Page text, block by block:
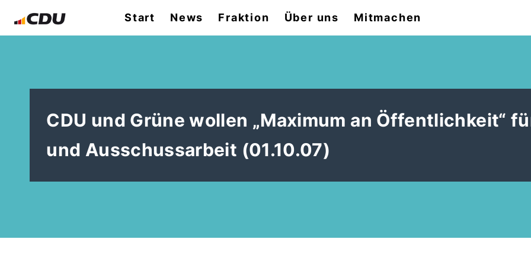
Start News Fraktion Über uns Mitmachen
CDU und Grüne wollen „Maximum an Öffentlichkeit“
und Ausschussarbeit (01.10.07)